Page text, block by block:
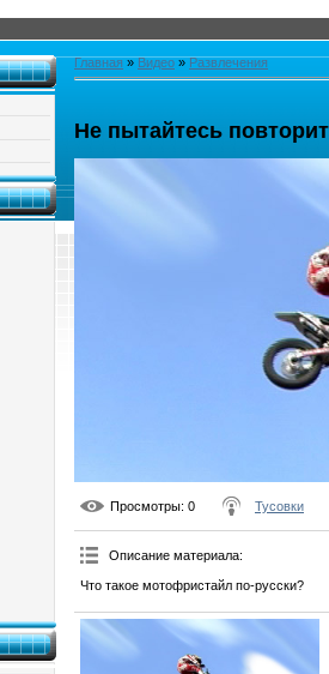
Главная » Видео » Развлечения
Не пытайтесь
Просмотры: 0 Тусовки
Описание материала:
Что такое мотофристайл по-русски?